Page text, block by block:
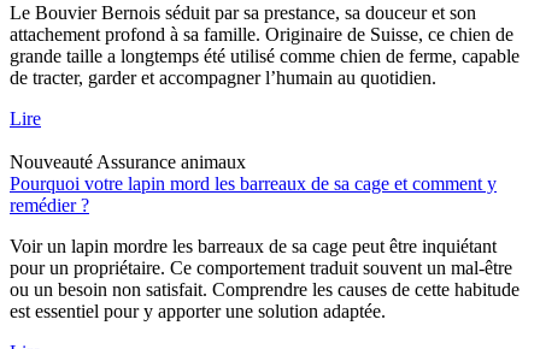
Le Bouvier Bernois séduit par sa prestance, sa douceur et son
attachement profond à sa famille. Originaire de Suisse, ce chien de
grande taille a longtemps été utilisé comme chien de ferme, capable
de tracter, garder et accompagner l’humain au quotidien.
Lire
Nouveauté Assurance animaux
Pourquoi votre lapin mord les barreaux de sa cage et comment y
remédier ?
Voir un lapin mordre les barreaux de sa cage peut être inquiétant
pour un propriétaire. Ce comportement traduit souvent un mal-être
ou un besoin non satisfait. Comprendre les causes de cette habitude
est essentiel pour y apporter une solution adaptée.